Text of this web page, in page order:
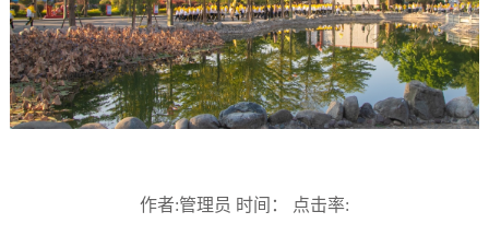
作者:管理员 时间： 点击率: